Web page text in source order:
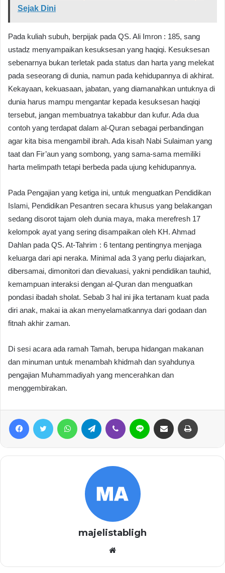
Sejak Dini
Pada kuliah subuh, berpijak pada QS. Ali Imron : 185, sang
ustadz menyampaikan kesuksesan yang haqiqi. Kesuksesan
sebenarnya bukan terletak pada status dan harta yang melekat
pada seseorang di dunia, namun pada kehidupannya di akhirat.
Kekayaan, kekuasaan, jabatan, yang diamanahkan untuknya di
dunia harus mampu mengantar kepada kesuksesan haqiqi
tersebut, jangan membuatnya takabbur dan kufur. Ada dua
contoh yang terdapat dalam al-Quran sebagai perbandingan
agar kita bisa mengambil ibrah. Ada kisah Nabi Sulaiman yang
taat dan Fir’aun yang sombong, yang sama-sama memiliki
harta melimpath tetapi berbeda pada ujung kehidupannya.
Pada Pengajian yang ketiga ini, untuk menguatkan Pendidikan
Islami, Pendidikan Pesantren secara khusus yang belakangan
sedang disorot tajam oleh dunia maya, maka merefresh 17
kelompok ayat yang sering disampaikan oleh KH. Ahmad
Dahlan pada QS. At-Tahrim : 6 tentang pentingnya menjaga
keluarga dari api neraka. Minimal ada 3 yang perlu diajarkan,
dibersamai, dimonitori dan dievaluasi, yakni pendidikan tauhid,
kemampuan interaksi dengan al-Quran dan menguatkan
pondasi ibadah sholat. Sebab 3 hal ini jika tertanam kuat pada
diri anak, makai ia akan menyelamatkannya dari godaan dan
fitnah akhir zaman.
Di sesi acara ada ramah Tamah, berupa hidangan makanan
dan minuman untuk menambah khidmah dan syahdunya
pengajian Muhammadiyah yang mencerahkan dan
menggembirakan.
Facebook Twitter WhatsApp Telegram Viber Line Share via Email
majelistabligh